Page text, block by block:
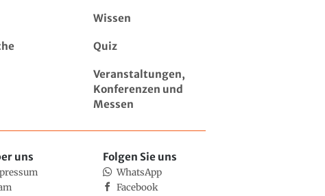
Wissen
Quiz
Veranstaltungen,
Konferenzen und
Messen
uns Folgen Sie uns
WhatsApp
Facebook